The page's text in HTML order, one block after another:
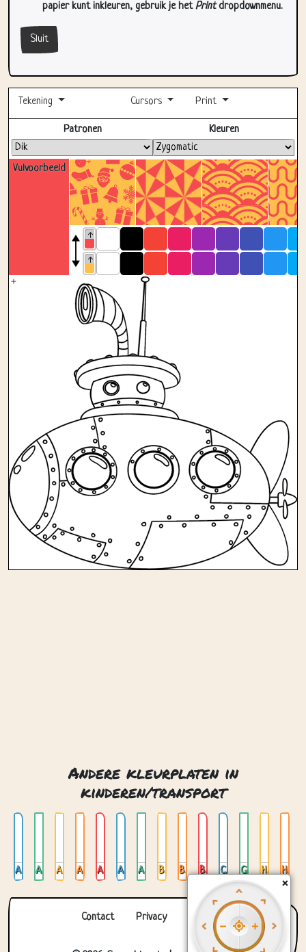
papier kunt inkleuren, gebruik je hetPrintdropdownmenu.
Sluit
Tekening Cursors Print
Volledig scherm
Vulvoorbeeld
Patronen Kleuren
Andere kleurplaten in
kinderen/transport
Ambulance Auto 01 Auto 02 Auto 03 Auto 04 Auto aanhanger Auto op glas in lood Batmobiel Brandweerwagen Bus Cementwagen Glas in lood met vliegtuig Helikopter Heteluchtballon
Contact Privacy Over ons
×